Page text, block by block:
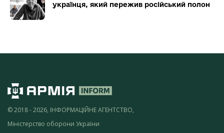
українця, який пережив російський полон
© 2018 - 2026, ІНФОРМАЦІЙНЕ АГЕНТСТВО,
Міністерство оборони України